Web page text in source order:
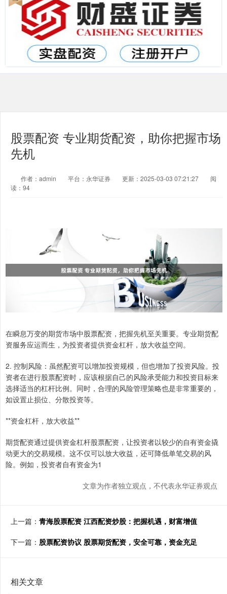
股票配资 专业期货配资，助你把握市场
先机
作者：admin 平台：永华证券 更新：2025-03-03 07:21:27
阅
读：94
在瞬息万变的期货市场中股票配资，把握先机至关重要。专业期货配
资服务应运而生，为投资者提供资金杠杆，放大收益空间。
2. 控制风险：虽然配资可以增加投资规模，但也增加了投资风险。投
资者在进行股票配资时，应该根据自己的风险承受能力和投资目标来
选择适当的杠杆比例。同时，合理的风险管理策略也是非常重要的，
如设置止损位、分散投资等。
**资金杠杆，放大收益**
期货配资通过提供资金杠杆股票配资，让投资者以较少的自有资金撬
动更大的交易规模。这不仅可以放大收益，还可降低单笔交易的风
险。例如，投资者自有资金为1
文章为作者独立观点，不代表永华证券观点
上一篇： 青海股票配资 江西配资炒股：把握机遇，财富增值
下一篇： 股票配资协议 股票期货配资，安全可靠，资金充足
相关文章